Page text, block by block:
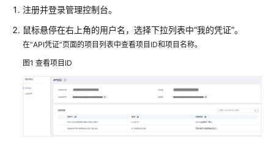
性
白
皮
书
API
注册并登录管理控制台。
鼠标悬停在右上角的用户名，选择下拉列表中“我的凭证”。
在“API凭证”页面的项目列表中查看项目ID和项目名称。
图1 查看项目ID